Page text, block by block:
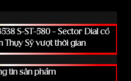
S-ST-580 – Sector Dial cổ
Thụy Sỹ vượt thời gian
tin sản phẩm